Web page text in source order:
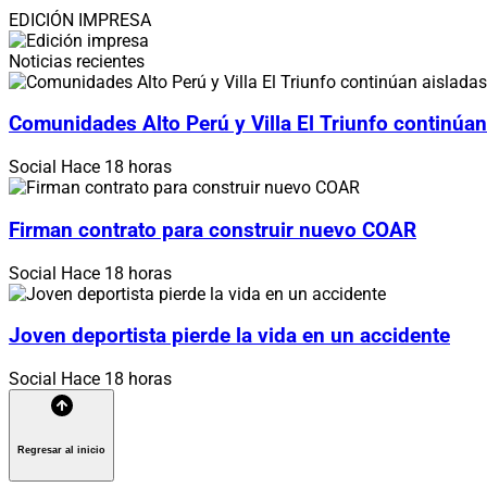
EDICIÓN IMPRESA
Noticias recientes
Comunidades Alto Perú y Villa El Triunfo
Social Hace 18 horas
Firman contrato para construir nuevo COAR
Social Hace 18 horas
Joven deportista pierde la vida en un accidente
Social Hace 18 horas
Regresar al inicio